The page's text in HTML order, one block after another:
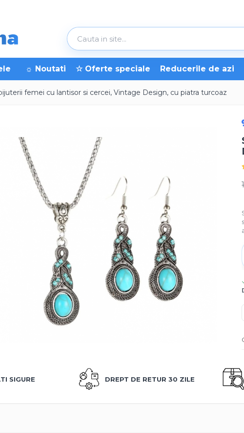
☼ Noutati ☆ Oferte speciale Reducerile de azi
femei cu lantisor si cercei, Vintage Design, cu piatra turcoaz
SIGURE DREPT DE RETUR 30 ZILE